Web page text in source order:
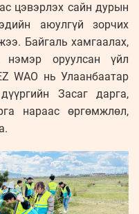
цэвэрлэх сайн дурын
аюулгүй зорчих
Байгаль хамгаалах,
нэмэр оруулсан үйл
WAO нь Улаанбаатар
Засаг дарга,
нараас өргөмжлөл,